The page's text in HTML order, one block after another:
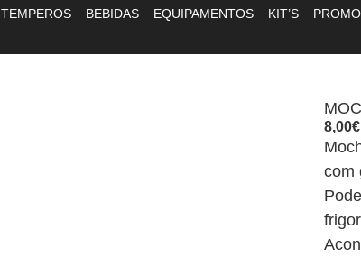
TEMPEROS BEBIDAS EQUIPAMENTOS KIT’S
8,00€
com